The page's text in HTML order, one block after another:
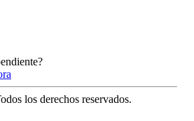
los derechos reservados.